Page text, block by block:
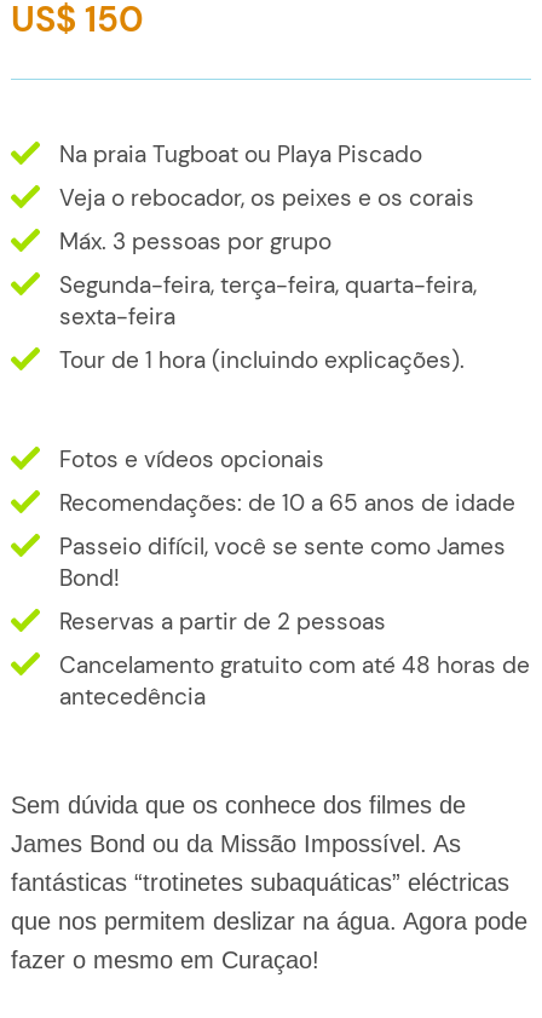
US$ 150
Na praia Tugboat ou Playa Piscado
Veja o rebocador, os peixes e os corais
Máx. 3 pessoas por grupo
Segunda-feira, terça-feira, quarta-feira,
sexta-feira
Tour de 1 hora (incluindo explicações).
Fotos e vídeos opcionais
Recomendações: de 10 a 65 anos de idade
Passeio difícil, você se sente como James
Bond!
Reservas a partir de 2 pessoas
Cancelamento gratuito com até 48 horas de
antecedência
Sem dúvida que os conhece dos filmes de
James Bond ou da Missão Impossível. As
fantásticas “trotinetes subaquáticas” eléctricas
que nos permitem deslizar na água. Agora pode
fazer o mesmo em Curaçao!